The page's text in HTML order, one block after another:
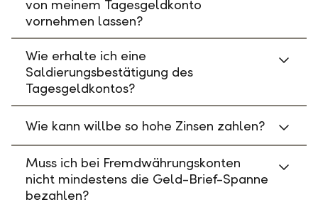
von meinem Tagesgeldkonto
vornehmen lassen?
Wie erhalte ich eine
Saldierungsbestätigung des
Tagesgeldkontos?
Wie kann willbe so hohe Zinsen zahlen?
Muss ich bei Fremdwährungskonten
nicht mindestens die Geld-Brief-Spanne
bezahlen?